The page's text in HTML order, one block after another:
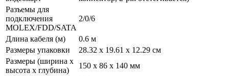
Разъемы для
подключения
MOLEX/FDD/SATA
2/­0/­6
Длина кабеля (м)
0.6 м
Размеры упаковки
28.32 x 19.61 x 12.29 см
Размеры (ширина х
высота х глубина)
150 x 86 x 140 мм